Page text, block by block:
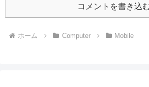
コメントを書き込
ホーム Computer Mobile